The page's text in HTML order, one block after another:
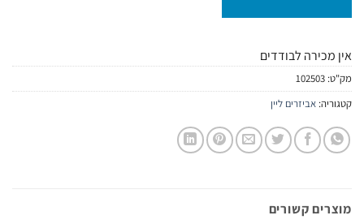
אין מכירה לבודדים
מק"ט: 102503
קטגוריה: אביזרים ליין
מוצרים קשורים